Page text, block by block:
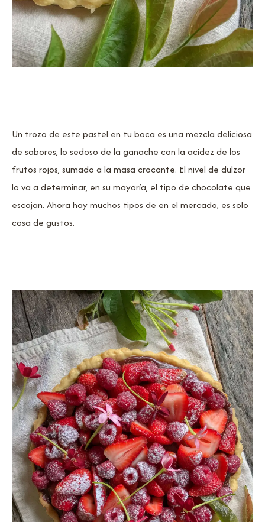
Un trozo de este pastel en tu boca es una mezcla deliciosa
de sabores, lo sedoso de la ganache con la acidez de los
frutos rojos, sumado a la masa crocante. El nivel de dulzor
lo va a determinar, en su mayoría, el tipo de chocolate que
escojan. Ahora hay muchos tipos de en el mercado, es solo
cosa de gustos.